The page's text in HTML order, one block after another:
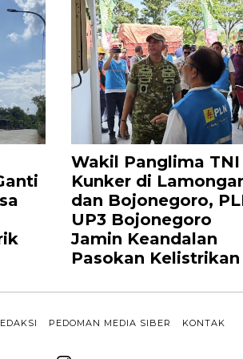
Wakil Panglima TNI
Kunker di
dan Bojonegoro,
UP3 Bojonegoro
Jamin Keandalan
Pasokan Kelistrikan
PEDOMAN MEDIA SIBER KONTAK